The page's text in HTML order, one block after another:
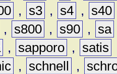
, s3 , s4 , s40
, s800 , s90 , sa
, sapporo , satis
, schnell ,